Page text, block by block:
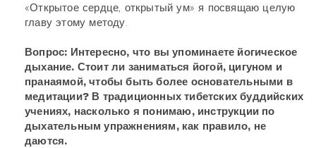
«Открытое сердце, открытый ум» я посвящаю целую
главу этому методу.
Вопрос: Интересно, что вы упоминаете йогическое
дыхание. Стоит ли заниматься йогой, цигуном и
пранаямой, чтобы быть более основательными в
медитации? В традиционных тибетских буддийских
учениях, насколько я понимаю, инструкции по
дыхательным упражнениям, как правило, не
даются.